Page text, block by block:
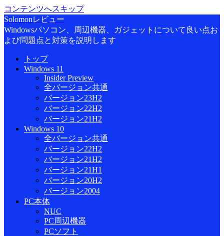
コンテンツへスキップ
Solomonレビュー
Windowsパソコン、周辺機器、ガジェットについて良い点お
よび問題点と対策を説明します
トップ
Windows 11
Insider Preview
全バージョン共通
バージョン23H2
バージョン22H2
バージョン21H2
Windows 10
全バージョン共通
バージョン22H2
バージョン21H2
バージョン21H1
バージョン20H2
バージョン2004
PC本体
NUC
PC周辺機器
PCソフト